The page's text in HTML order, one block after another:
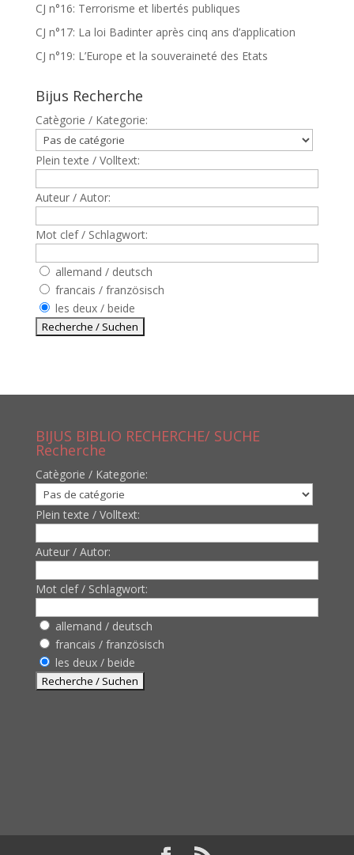
CJ n°16: Terrorisme et libertés publiques
CJ n°17: La loi Badinter après cinq ans d’application
CJ n°19: L’Europe et la souveraineté des Etats
Bijus Recherche
Catègorie / Kategorie:
Plein texte / Volltext:
Auteur / Autor:
Mot clef / Schlagwort:
allemand / deutsch
francais / französisch
les deux / beide
BIJUS BIBLIO RECHERCHE/ SUCHE
Recherche
Catègorie / Kategorie:
Plein texte / Volltext:
Auteur / Autor:
Mot clef / Schlagwort:
allemand / deutsch
francais / französisch
les deux / beide